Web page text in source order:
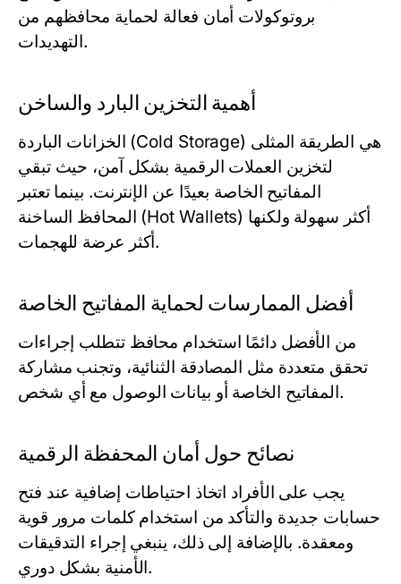
بروتوكولات أمان فعالة لحماية محافظهم من
التهديدات.
أهمية التخزين البارد والساخن
الخزانات الباردة (Cold Storage) هي الطريقة المثلى
لتخزين العملات الرقمية بشكل آمن، حيث تبقي
المفاتيح الخاصة بعيدًا عن الإنترنت. بينما تعتبر
المحافظ الساخنة (Hot Wallets) أكثر سهولة ولكنها
أكثر عرضة للهجمات.
أفضل الممارسات لحماية المفاتيح الخاصة
من الأفضل دائمًا استخدام محافظ تتطلب إجراءات
تحقق متعددة مثل المصادقة الثنائية، وتجنب مشاركة
المفاتيح الخاصة أو بيانات الوصول مع أي شخص.
نصائح حول أمان المحفظة الرقمية
يجب على الأفراد اتخاذ احتياطات إضافية عند فتح
حسابات جديدة والتأكد من استخدام كلمات مرور قوية
ومعقدة. بالإضافة إلى ذلك، ينبغي إجراء التدقيقات
الأمنية بشكل دوري.